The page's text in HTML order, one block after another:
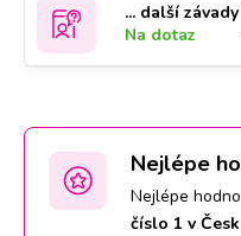
... další závady
Na dotaz
Nejlépe
Nejlépe
číslo 1 v